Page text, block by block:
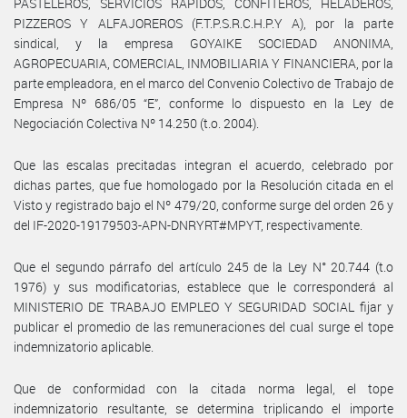
PIZZEROS Y ALFAJOREROS (F.T.P.S.R.C.H.P.Y A), por la parte
sindical, y la empresa GOYAIKE SOCIEDAD ANONIMA,
AGROPECUARIA, COMERCIAL, INMOBILIARIA Y FINANCIERA, por la
parte empleadora, en el marco del Convenio Colectivo de Trabajo de
Empresa Nº 686/05 “E”, conforme lo dispuesto en la Ley de
Negociación Colectiva Nº 14.250 (t.o. 2004).
Que las escalas precitadas integran el acuerdo, celebrado por
dichas partes, que fue homologado por la Resolución citada en el
Visto y registrado bajo el Nº 479/20, conforme surge del orden 26 y
del IF-2020-19179503-APN-DNRYRT#MPYT, respectivamente.
Que el segundo párrafo del artículo 245 de la Ley N° 20.744 (t.o
1976) y sus modificatorias, establece que le corresponderá al
MINISTERIO DE TRABAJO EMPLEO Y SEGURIDAD SOCIAL fijar y
publicar el promedio de las remuneraciones del cual surge el tope
indemnizatorio aplicable.
Que de conformidad con la citada norma legal, el tope
indemnizatorio resultante, se determina triplicando el importe